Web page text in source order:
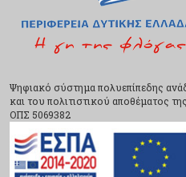
Ψηφιακό σύστημα πολυεπίπεδης
και του πολιτιστικού αποθέματος
ΟΠΣ 5069382